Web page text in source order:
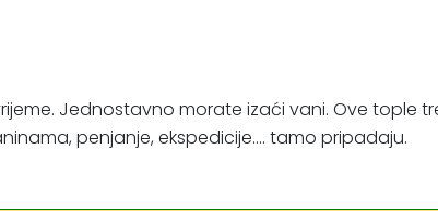
Jednostavno morate izaći vani. Ove tople
penjanje, ekspedicije.... tamo pripadaju.